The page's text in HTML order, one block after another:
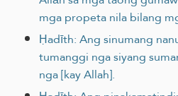
mga propeta nila bilang
Ḥadīth: Ang sinumang
tumanggi nga siyang
nga [kay Allah].